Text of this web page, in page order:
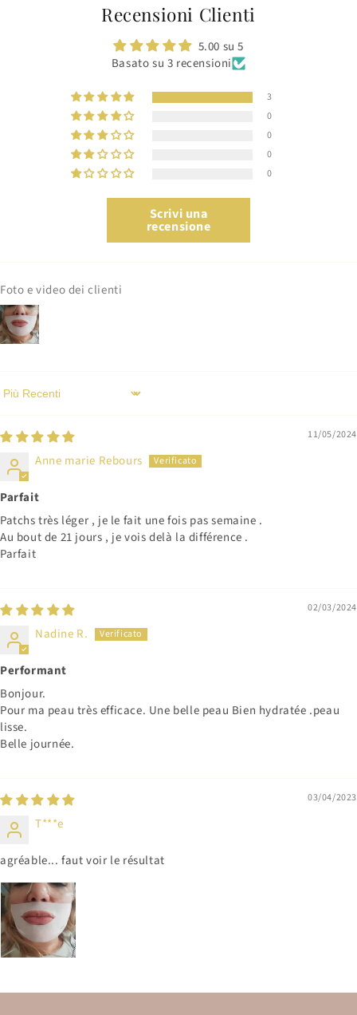
Recensioni Clienti
5.00 su 5
Basato su 3 recensioni
3
0
0
0
0
Scrivi una
recensione
Foto e video dei clienti
Sort by
11/05/2024
Anne marie Rebours
Parfait
Patchs très léger , je le fait une fois pas semaine .
Au bout de 21 jours , je vois delà la différence .
Parfait
02/03/2024
Nadine R.
Performant
Bonjour.
Pour ma peau très efficace. Une belle peau Bien hydratée .peau
lisse.
Belle journée.
03/04/2023
T***e
agréable... faut voir le résultat